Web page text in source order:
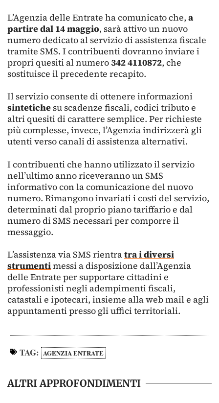
L’Agenzia delle Entrate ha comunicato che, a
partire dal 14 maggio, sarà attivo un nuovo
numero dedicato al servizio di assistenza fiscale
tramite SMS. I contribuenti dovranno inviare i
propri quesiti al numero 342 4110872, che
sostituisce il precedente recapito.
Il servizio consente di ottenere informazioni
sintetiche su scadenze fiscali, codici tributo e
altri quesiti di carattere semplice. Per richieste
più complesse, invece, l’Agenzia indirizzerà gli
utenti verso canali di assistenza alternativi.
I contribuenti che hanno utilizzato il servizio
nell’ultimo anno riceveranno un SMS
informativo con la comunicazione del nuovo
numero. Rimangono invariati i costi del servizio,
determinati dal proprio piano tariffario e dal
numero di SMS necessari per comporre il
messaggio.
L’assistenza via SMS rientratra i diversi
strumentimessi a disposizione dall’Agenzia
delle Entrate per supportare cittadini e
professionisti negli adempimenti fiscali,
catastali e ipotecari, insieme alla web mail e agli
appuntamenti presso gli uffici territoriali.
TAG: AGENZIA ENTRATE
ALTRI APPROFONDIMENTI